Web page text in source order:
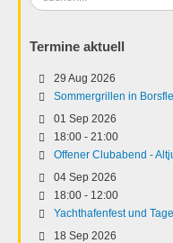
...
Termine aktuell
29 Aug 2026
Sommergrillen in
01 Sep 2026
18:00 - 21:00
Offener Clubabend -
04 Sep 2026
18:00 - 12:00
Yachthafenfest und
18 Sep 2026